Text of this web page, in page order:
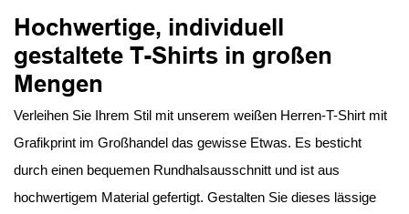
Hochwertige, individuell
gestaltete T-Shirts in großen
Mengen
Verleihen Sie Ihrem Stil mit unserem weißen Herren-T-Shirt mit
Grafikprint im Großhandel das gewisse Etwas. Es besticht
durch einen bequemen Rundhalsausschnitt und ist aus
hochwertigem Material gefertigt. Gestalten Sie dieses lässige